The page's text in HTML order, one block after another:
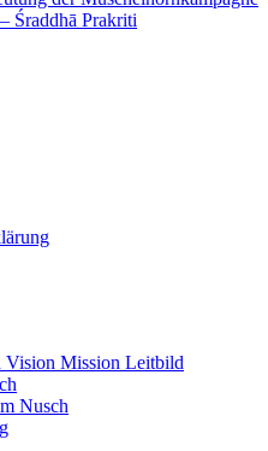
Śraddhā Prakriti
Vision Mission Leitbild
Nusch